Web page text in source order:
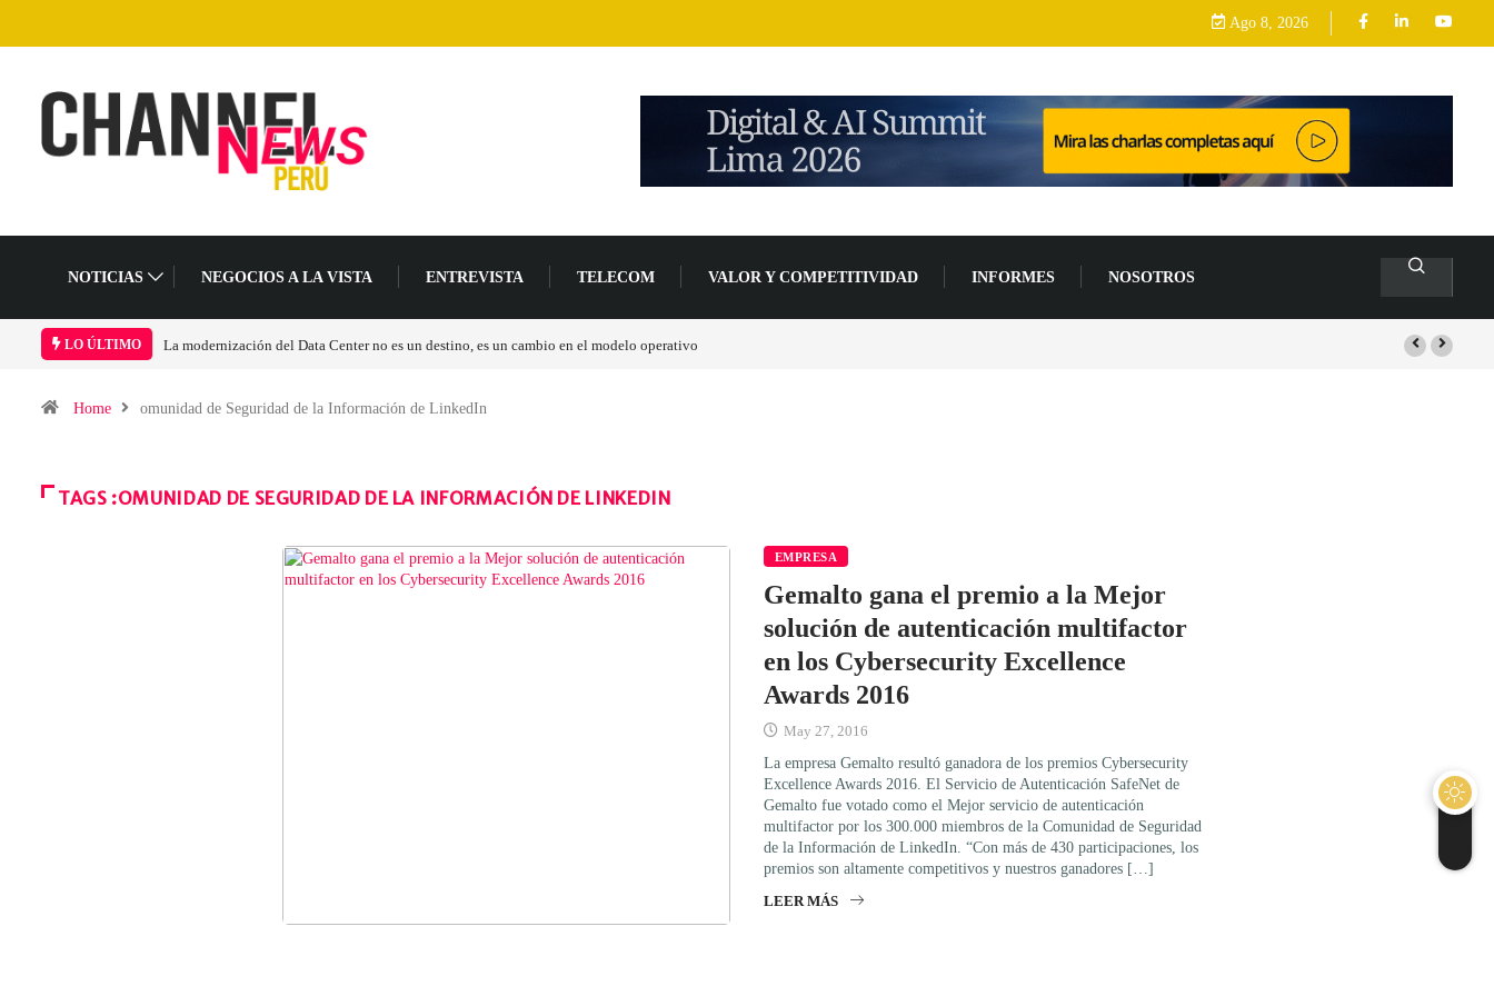
Ago 8, 2026
NOTICIAS NEGOCIOS A LA VISTA ENTREVISTA TELECOM VALOR Y COMPETITIVIDAD INFORMES NOSOTROS
LO ÚLTIMO La modernización del Data Center no es un destino, es un cambio en el modelo operativo
Home omunidad de Seguridad de la Información de LinkedIn
TAGS :OMUNIDAD DE SEGURIDAD DE LA INFORMACIÓN DE LINKEDIN
EMPRESA
Gemalto gana el premio a la Mejor
solución de autenticación multifactor
en los Cybersecurity Excellence
Awards 2016
May 27, 2016
La empresa Gemalto resultó ganadora de los premios Cybersecurity
Excellence Awards 2016. El Servicio de Autenticación SafeNet de
Gemalto fue votado como el Mejor servicio de autenticación
multifactor por los 300.000 miembros de la Comunidad de Seguridad
de la Información de LinkedIn. “Con más de 430 participaciones, los
premios son altamente competitivos y nuestros ganadores […]
LEER MÁS